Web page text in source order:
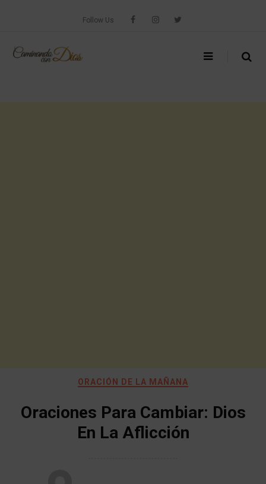
Follow Us
ORACIÓN DE LA MAÑANA
Oraciones Para Cambiar: Dios
En La Aflicción